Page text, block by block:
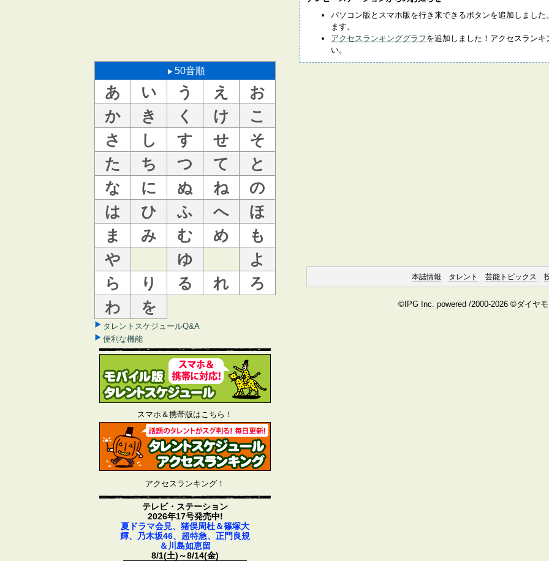
50音順
あ い う え
お
か
き く け
こ
さ
し す せ
そ
た
ち つ て
と
な
に ぬ ね
の
は
ひ ふ へ
ほ
ま
み む め
も
や
ゆ
よ
ら
り る れ
ろ
わ
を
タレントスケジュールQ&A
便利な機能
スマホ＆携帯版はこちら！
アクセスランキング！
テレビ・ステーション
2026年17号発売中!
夏ドラマ会見、猪俣周杜＆篠塚大
輝、乃木坂46、超特急、正門良規
＆川島如恵留
8/1(土)～8/14(金)
パソコン版とスマホ版を行き来できるボタンを追加しまし
ます。
アクセスランキンググラフを追加しました！アクセスラン
い。
本誌情報 タレント 芸能トピックス
©IPG Inc. powered /2000-2026 ©ダイヤ